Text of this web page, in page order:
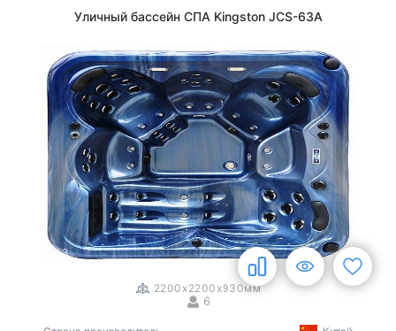
Уличный бассейн СПА Kingston JCS-63А
/3
2200x2200x930мм
6